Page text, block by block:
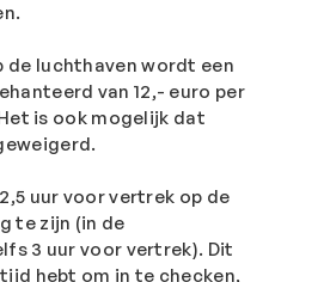
de luchthaven wordt een
van 12,- euro per
is ook mogelijk dat
uur voor vertrek op de
te zijn (in de
3 uur voor vertrek). Dit
hebt om in te checken,